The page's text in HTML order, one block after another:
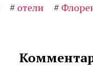
# отели #